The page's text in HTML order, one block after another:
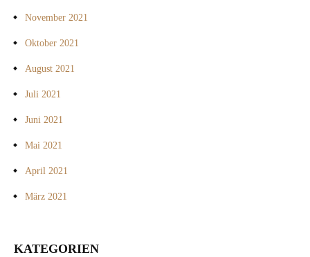
November 2021
Oktober 2021
August 2021
Juli 2021
Juni 2021
Mai 2021
April 2021
März 2021
KATEGORIEN